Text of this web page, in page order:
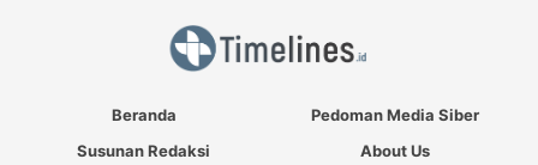
Beranda
Pedoman Media Siber
Susunan Redaksi
About Us